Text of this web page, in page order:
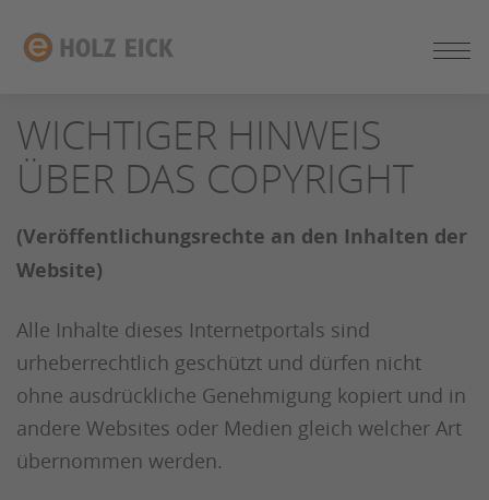
SEITENINHALT
WICHTIGER HINWEIS
ÜBER DAS COPYRIGHT
(Veröffentlichungsrechte an den Inhalten der
Website)
Alle Inhalte dieses Internetportals sind
urheberrechtlich geschützt und dürfen nicht
ohne ausdrückliche Genehmigung kopiert und in
andere Websites oder Medien gleich welcher Art
übernommen werden.